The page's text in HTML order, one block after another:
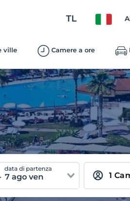
TL
ville Camere a ore
data di partenza
7 ago ven